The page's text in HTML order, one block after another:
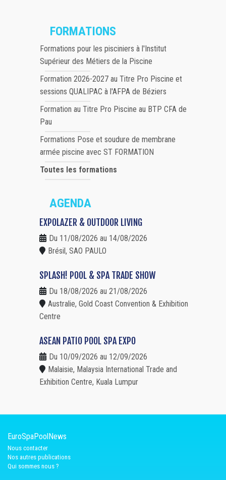
FORMATIONS
Formations pour les pisciniers à l'Institut
Supérieur des Métiers de la Piscine
Formation 2026-2027 au Titre Pro Piscine et
sessions QUALIPAC à l'AFPA de Béziers
Formation au Titre Pro Piscine au BTP CFA de
Pau
Formations Pose et soudure de membrane
armée piscine avec ST FORMATION
Toutes les formations
AGENDA
EXPOLAZER & OUTDOOR LIVING
Du 11/08/2026 au 14/08/2026
Brésil, SAO PAULO
SPLASH! POOL & SPA TRADE SHOW
Du 18/08/2026 au 21/08/2026
Australie, Gold Coast Convention & Exhibition
Centre
ASEAN PATIO POOL SPA EXPO
Du 10/09/2026 au 12/09/2026
Malaisie, Malaysia International Trade and
Exhibition Centre, Kuala Lumpur
EuroSpaPoolNews
Nous contacter
Nos autres publications
Qui sommes nous ?